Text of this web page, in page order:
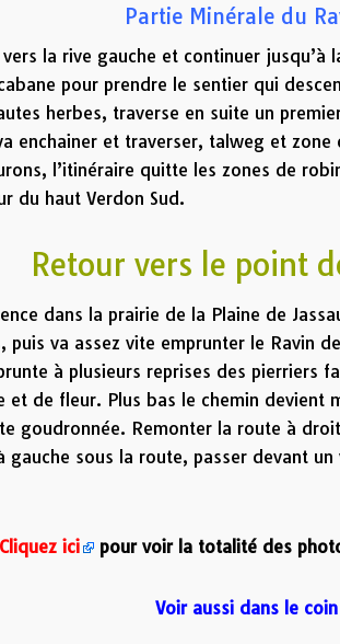
Partie Minérale du
la rive gauche et continuer
pour prendre le sentier qui
herbes, traverse en suite un
enchainer et traverser, talweg et zone
l’itinéraire quitte les zones de
du haut Verdon Sud.
Retour vers le point
dans la prairie de la Plaine de
puis va assez vite emprunter le Ravin
à plusieurs reprises des pierriers
et de fleur. Plus bas le chemin devient
goudronnée. Remonter la route à
gauche sous la route, passer devant
Cliquez ici pour voir la totalité des
Voir aussi dans le coin